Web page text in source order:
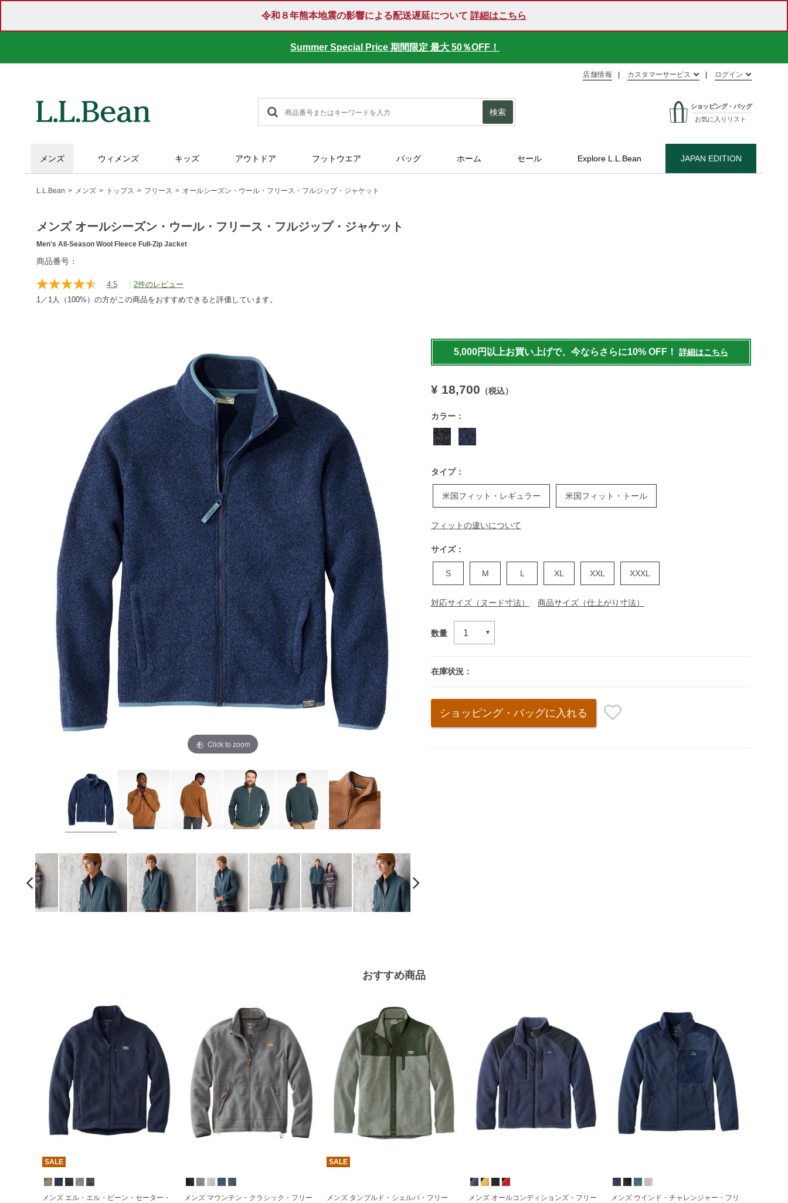
令和８年熊本地震の影響による配送遅延について 詳細はこちら
Summer Special Price 期間限定 最大 50％OFF！
店舗情報 カスタマーサービス ログイン
検索
ショッピング・バッグ
お気に入りリスト
メンズ ウィメンズ キッズ アウトドア フットウエア バッグ ホーム セール Explore L.L.Bean JAPAN EDITION
L.L.Bean メンズ トップス フリース オールシーズン・ウール・フリース・フルジップ・ジャケット
メンズ オールシーズン・ウール・フリース・フルジップ・ジャケット
Men's All-Season Wool Fleece Full-Zip Jacket
https://www.llbean.co.jp/mens/tops/fleece/g/P5828071.html
商品番号：
4.5
レ
ビ
の
リ
ン
ク。
| 2件のレビュー
1／1人（100%）の方がこの商品をおすすめできると評価しています。
Click to zoom
5,000円以上お買い上げで、今ならさらに10% OFF！ 詳細はこちら
¥ 18,700 （税込）
カラー：
タイプ：
米国フィット・レギュラー 米国フィット・トール
フィットの違いについて
サイズ：
S M L XL XXL XXXL
対応サイズ（ヌード寸法） 商品サイズ（仕上がり寸法）
数量
在庫状況：
cart
options
ショッピング・バッグに入れる
おすすめ商品
SALE
メンズ エル・エル・ビーン・セーター・
メンズ マウンテン・クラシック・フリー
SALE
メンズ タンブルド・シェルパ・フリー
メンズ オールコンディションズ・フリー
メンズ ウインド・チャレンジャー・フリ